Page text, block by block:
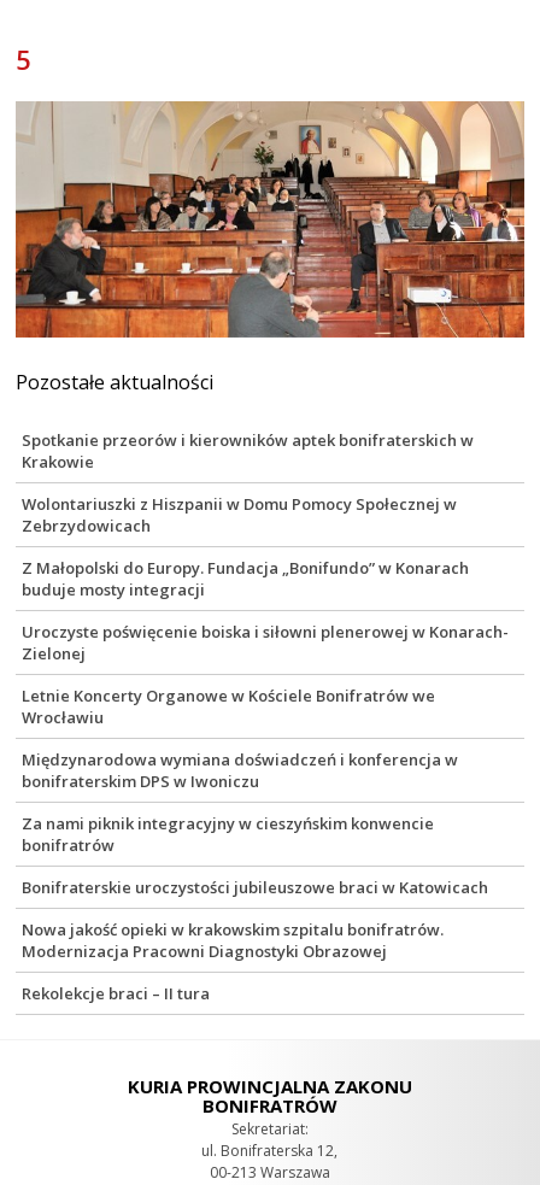
5
Pozostałe aktualności
Spotkanie przeorów i kierowników aptek bonifraterskich w
Krakowie
Wolontariuszki z Hiszpanii w Domu Pomocy Społecznej w
Zebrzydowicach
Z Małopolski do Europy. Fundacja „Bonifundo” w Konarach
buduje mosty integracji
Uroczyste poświęcenie boiska i siłowni plenerowej w Konarach-
Zielonej
Letnie Koncerty Organowe w Kościele Bonifratrów we
Wrocławiu
Międzynarodowa wymiana doświadczeń i konferencja w
bonifraterskim DPS w Iwoniczu
Za nami piknik integracyjny w cieszyńskim konwencie
bonifratrów
Bonifraterskie uroczystości jubileuszowe braci w Katowicach
Nowa jakość opieki w krakowskim szpitalu bonifratrów.
Modernizacja Pracowni Diagnostyki Obrazowej
Rekolekcje braci – II tura
KURIA PROWINCJALNA ZAKONU
BONIFRATRÓW
Sekretariat:
ul. Bonifraterska 12,
00-213 Warszawa